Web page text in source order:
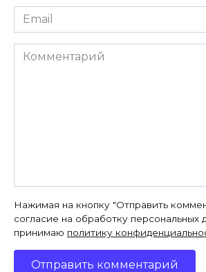
Email
*
Комментарий
Нажимая на кнопку "Отправить
согласие на обработку персональных
принимаю политику